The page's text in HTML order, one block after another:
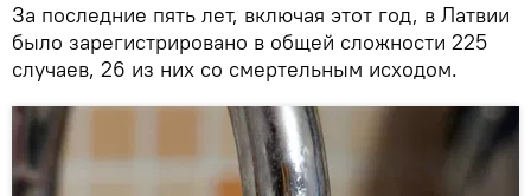
За последние пять лет, включая этот год, в Латвии
было зарегистрировано в общей сложности 225
случаев, 26 из них со смертельным исходом.